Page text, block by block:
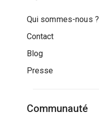
Qui sommes-nous ?
Contact
Blog
Presse
Communauté